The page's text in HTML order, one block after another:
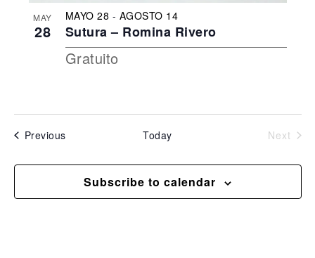
MAY
28
MAYO 28 - AGOSTO 14
Sutura – Romina Rivero
Gratuito
PreviousEvents Today Next
Subscribe to calendar